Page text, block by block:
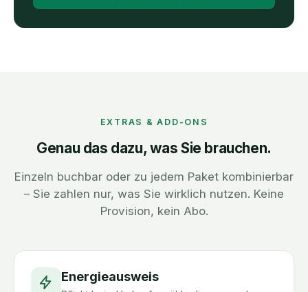
EXTRAS & ADD-ONS
Genau das dazu, was Sie brauchen.
Einzeln buchbar oder zu jedem Paket kombinierbar
– Sie zahlen nur, was Sie wirklich nutzen. Keine
Provision, kein Abo.
Energieausweis